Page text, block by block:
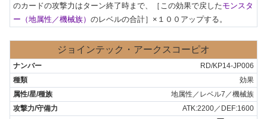
のカードの攻撃力はターン終了時まで、［この効果で戻したモンスタ
ー（地属性／機械族） のレベルの合計］×１００アップする。
ジョインテック・アークスコーピオ
RD/KP14-JP006
効果
地属性／レベル7／機械族
ATK:2200／DEF:1600